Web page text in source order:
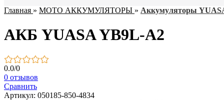
Главная » МОТО АККУМУЛЯТОРЫ » Аккумуляторы
АКБ YUASA YB9L-A2
0.0/0
0 отзывов
Сравнить
Артикул: 050185-850-4834